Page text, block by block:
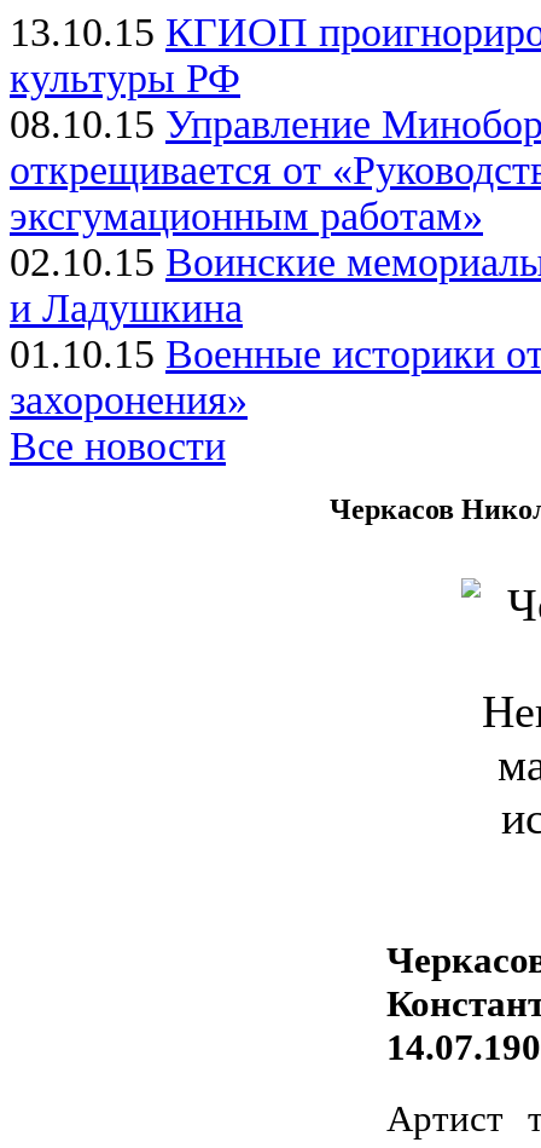
13.10.15 КГИОП
культуры РФ
08.10.15 Управление
открещивается от
эксгумационным работам»
02.10.15 Воинские
и Ладушкина
01.10.15 Военные историки
захоронения»
Все новости
Черкасов
Артист